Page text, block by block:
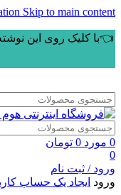
Skip to main content
👈با کلیک روی این
0 مورد 0 تومان
0
ورود / ثبت نام
ورود ایجاد یک حساب